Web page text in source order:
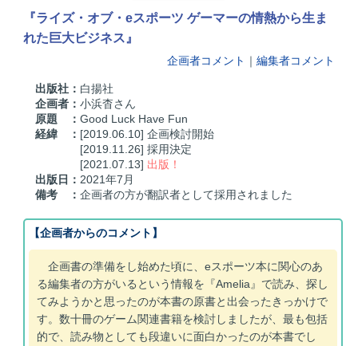
『ライズ・オブ・eスポーツ ゲーマーの情熱から生ま
れた巨大ビジネス』
企画者コメント ｜編集者コメント
出版社： 白揚社
企画者： 小浜杳さん
原題 ： Good Luck Have Fun
経緯 ： [2019.06.10] 企画検討開始
[2019.11.26] 採用決定
[2021.07.13] 出版！
出版日： 2021年7月
備考 ： 企画者の方が翻訳者として採用されました
【企画者からのコメント】
企画書の準備をし始めた頃に、eスポーツ本に関心のあ
る編集者の方がいるという情報を『Amelia』で読み、探し
てみようかと思ったのが本書の原書と出会ったきっかけで
す。数十冊のゲーム関連書籍を検討しましたが、最も包括
的で、読み物としても段違いに面白かったのが本書でし